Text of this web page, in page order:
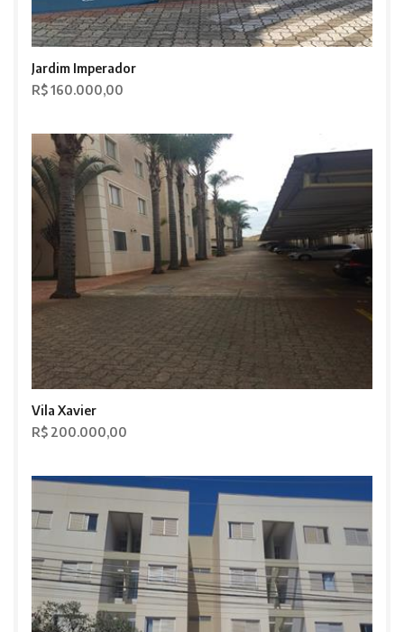
Jardim Imperador
R$ 160.000,00
Vila Xavier
R$ 200.000,00